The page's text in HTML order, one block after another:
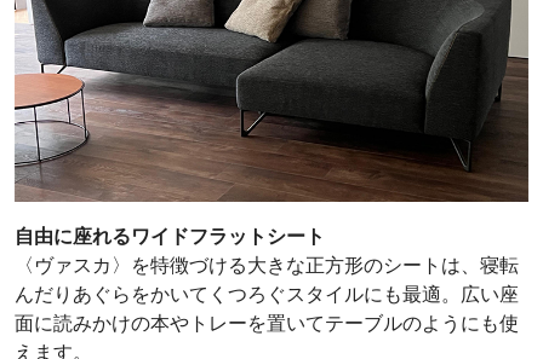
自由に座れるワイドフラットシート
〈ヴァスカ〉を特徴づける大きな正方形のシートは、寝転
んだりあぐらをかいてくつろぐスタイルにも最適。広い座
面に読みかけの本やトレーを置いてテーブルのようにも使
えます。